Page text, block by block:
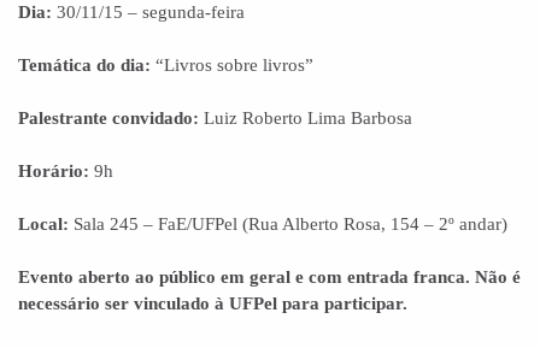
Dia: 30/11/15 – segunda-feira
Temática do dia: “Livros sobre livros”
Palestrante convidado: Luiz Roberto Lima Barbosa
Horário: 9h
Local: Sala 245 – FaE/UFPel (Rua Alberto Rosa, 154 – 2º andar)
Evento aberto ao público em geral e com entrada franca. Não é
necessário ser vinculado à UFPel para participar.